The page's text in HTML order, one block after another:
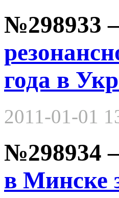
№298933
года в
2011-01-01
№298934
в Минске